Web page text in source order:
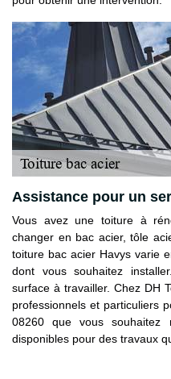
Assistance pour un
Vous avez une toiture à
changer en bac acier, tôle
toiture bac acier Havys varie
dont vous souhaitez
surface à travailler. Chez DH
professionnels et particuliers
08260 que vous souhaitez
disponibles pour des travaux